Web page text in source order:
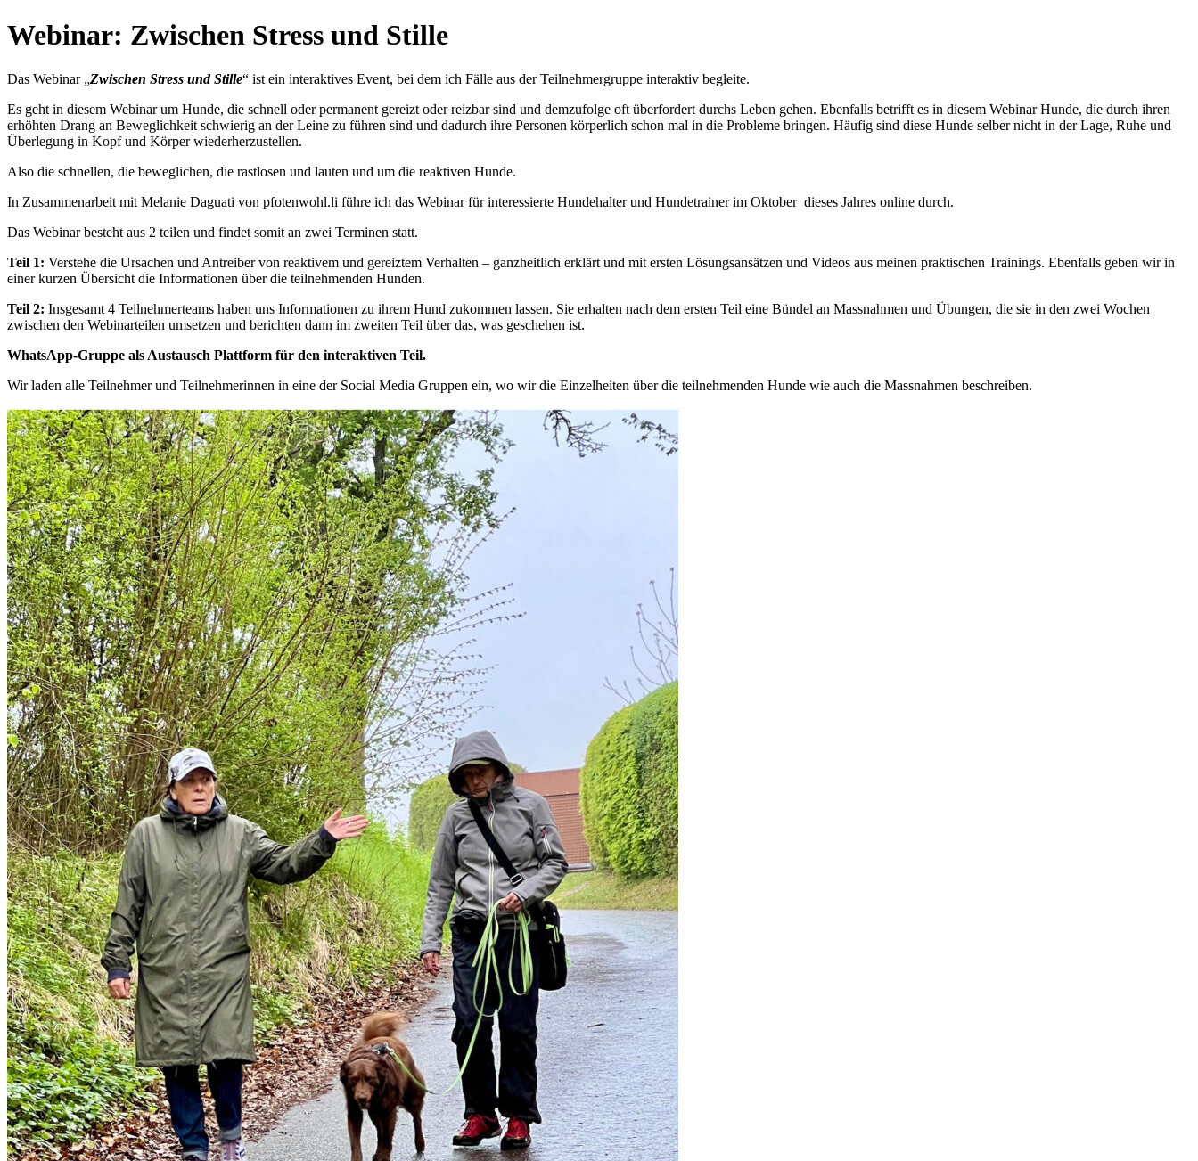
Webinar: Zwischen Stress und Stille
Das Webinar „Zwischen Stress und Stille“ ist ein interaktives Event, bei dem ich Fälle aus der Teilnehmergruppe interaktiv begleite.
Es geht in diesem Webinar um Hunde, die schnell oder permanent gereizt oder reizbar sind und demzufolge oft überfordert durchs Leben gehen. Ebenfalls betrifft es in diesem Webinar Hunde, die durch ihren
erhöhten Drang an Beweglichkeit schwierig an der Leine zu führen sind und dadurch ihre Personen körperlich schon mal in die Probleme bringen. Häufig sind diese Hunde selber nicht in der Lage, Ruhe und
Überlegung in Kopf und Körper wiederherzustellen.
Also die schnellen, die beweglichen, die rastlosen und lauten und um die reaktiven Hunde.
In Zusammenarbeit mit Melanie Daguati von pfotenwohl.li führe ich das Webinar für interessierte Hundehalter und Hundetrainer im Oktober dieses Jahres online durch.
Das Webinar besteht aus 2 teilen und findet somit an zwei Terminen statt.
Teil 1: Verstehe die Ursachen und Antreiber von reaktivem und gereiztem Verhalten – ganzheitlich erklärt und mit ersten Lösungsansätzen und Videos aus meinen praktischen Trainings. Ebenfalls geben wir in
einer kurzen Übersicht die Informationen über die teilnehmenden Hunden.
Teil 2: Insgesamt 4 Teilnehmerteams haben uns Informationen zu ihrem Hund zukommen lassen. Sie erhalten nach dem ersten Teil eine Bündel an Massnahmen und Übungen, die sie in den zwei Wochen
zwischen den Webinarteilen umsetzen und berichten dann im zweiten Teil über das, was geschehen ist.
WhatsApp-Gruppe als Austausch Plattform für den interaktiven Teil.
Wir laden alle Teilnehmer und Teilnehmerinnen in eine der Social Media Gruppen ein, wo wir die Einzelheiten über die teilnehmenden Hunde wie auch die Massnahmen beschreiben.